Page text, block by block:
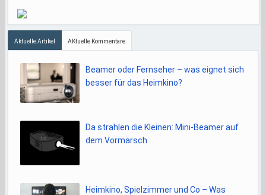
Aktuelle Artikel AKtuelle Kommentare
Beamer oder Fernseher – was eignet sich
besser für das Heimkino?
Da strahlen die Kleinen: Mini-Beamer auf
dem Vormarsch
Heimkino, Spielzimmer und Co – Was